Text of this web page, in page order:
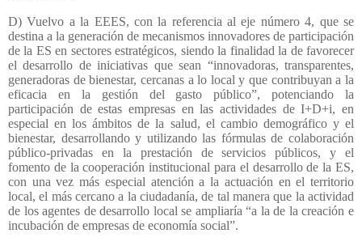
D) Vuelvo a la EEES, con la referencia al eje número 4, que se
destina a la generación de mecanismos innovadores de participación
de la ES en sectores estratégicos, siendo la finalidad la de favorecer
el desarrollo de iniciativas que sean “innovadoras, transparentes,
generadoras de bienestar, cercanas a lo local y que contribuyan a la
eficacia en la gestión del gasto público”, potenciando la
participación de estas empresas en las actividades de I+D+i, en
especial en los ámbitos de la salud, el cambio demográfico y el
bienestar, desarrollando y utilizando las fórmulas de colaboración
público-privadas en la prestación de servicios públicos, y el
fomento de la cooperación institucional para el desarrollo de la ES,
con una vez más especial atención a la actuación en el territorio
local, el más cercano a la ciudadanía, de tal manera que la actividad
de los agentes de desarrollo local se ampliaría “a la de la creación e
incubación de empresas de economía social”.